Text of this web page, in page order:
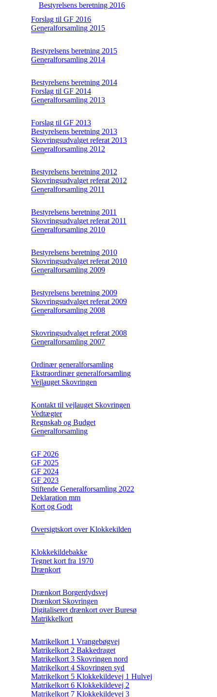
Bestyrelsens beretning 2016
Forslag til GF 2016
Generalforsamling 2015
Bestyrelsens beretning 2015
Generalforsamling 2014
Bestyrelsens beretning 2014
Forslag til GF 2014
Generalforsamling 2013
Forslag til GF 2013
Bestyrelsens beretning 2013
Skovringsudvalget referat 2013
Generalforsamling 2012
Bestyrelsens beretning 2012
Skovringsudvalget referat 2012
Generalforsamling 2011
Bestyrelsens beretning 2011
Skovringsudvalget referat 2011
Generalforsamling 2010
Bestyrelsens beretning 2010
Skovringsudvalget referat 2010
Generalforsamling 2009
Bestyrelsens beretning 2009
Skovringsudvalget referat 2009
Generalforsamling 2008
Skovringsudvalget referat 2008
Generalforsamling 2007
Ordinær generalforsamling
Ekstraordinær generalforsamling
Vejlauget Skovringen
Kontakt til vejlauget Skovringen
Vedtægter
Regnskab og Budget
Generalforsamling
GF 2026
GF 2025
GF 2024
GF 2023
Stiftende Generalforsamling 2022
Deklaration mm
Kort og Godt
Oversigtskort over Klokkekilden
Klokkekildebakke
Tegnet kort fra 1970
Drænkort
Drænkort Borgerdydsvej
Drænkort Skovringen
Digitaliseret drænkort over Buresø
Matrikkelkort
Matrikelkort 1 Vrangebøgvej
Matrikelkort 2 Bakkedraget
Matrikelkort 3 Skovringen nord
Matrikelkort 4 Skovringen syd
Matrikelkort 5 Klokkekildevej 1 Hulvej
Matrikelkort 6 Klokkekildevej 2
Matrikelkort 7 Klokkekildevej 3